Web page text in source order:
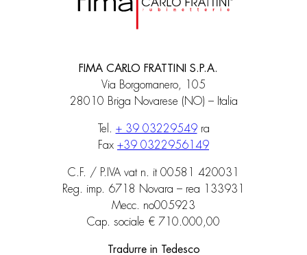
FIMA CARLO FRATTINI S.P.A.
Via Borgomanero, 105
28010 Briga Novarese (NO) – Italia
Tel. + 39 03229549ra
Fax +39 0322956149
C.F. / P.IVA vat n. it 00581 420031
Reg. imp. 6718 Novara – rea 133931
Mecc. no005923
Cap. sociale € 710.000,00
Tradurre in Tedesco